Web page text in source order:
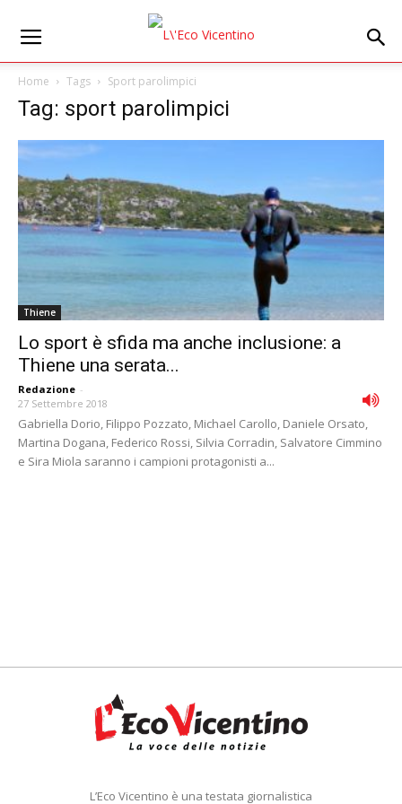
Home Tags Sport parolimpici
Tag: sport parolimpici
Thiene
Lo sport è sfida ma anche inclusione: a
Thiene una serata...
Redazione -
27 Settembre 2018
Gabriella Dorio, Filippo Pozzato, Michael Carollo, Daniele Orsato,
Martina Dogana, Federico Rossi, Silvia Corradin, Salvatore Cimmino
e Sira Miola saranno i campioni protagonisti a...
L’Eco Vicentino è una testata giornalistica